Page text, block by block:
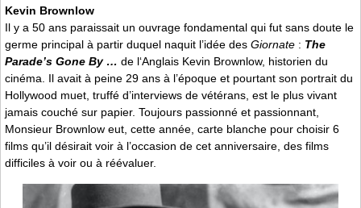
Kevin Brownlow
Il y a 50 ans paraissait un ouvrage fondamental qui fut sans doute le
germe principal à partir duquel naquit l’idée des Giornate : The
Parade’s Gone By … de l‘Anglais Kevin Brownlow, historien du
cinéma. Il avait à peine 29 ans à l’époque et pourtant son portrait du
Hollywood muet, truffé d’interviews de vétérans, est le plus vivant
jamais couché sur papier. Toujours passionné et passionnant,
Monsieur Brownlow eut, cette année, carte blanche pour choisir 6
films qu’il désirait voir à l’occasion de cet anniversaire, des films
difficiles à voir ou à réévaluer.